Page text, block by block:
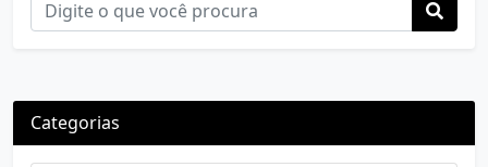
Categorias